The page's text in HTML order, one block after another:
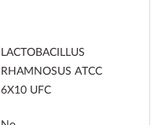
LACTOBACILLUS
RHAMNOSUS ATCC
6X10 UFC